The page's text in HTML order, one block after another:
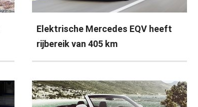
Elektrische Mercedes EQV heeft
rijbereik van 405 km